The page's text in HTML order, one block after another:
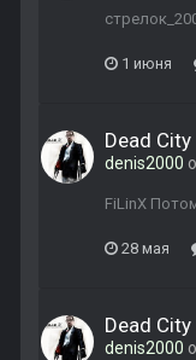
1 июня
Dead City
denis2000
FiLinX
28 мая
Dead City
denis2000